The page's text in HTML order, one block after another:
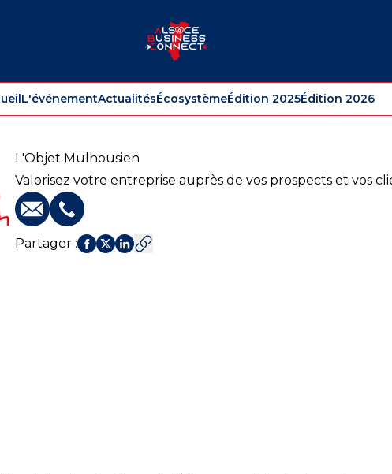
L'événementActualitésÉcosystèmeÉdition 2025Édition 2026
L'Objet Mulhousien
Valorisez votre entreprise auprès de vos prospects et vos
E-mailTéléphone
Partager :